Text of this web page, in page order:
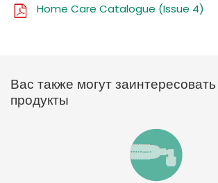
Home Care Catalogue (Issue 4)
Вас также могут
продукты